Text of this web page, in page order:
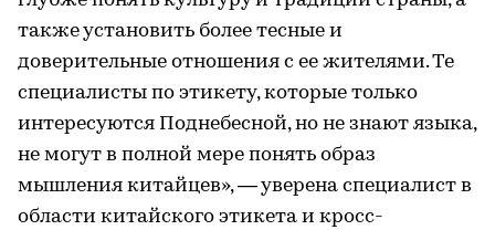
также установить более тесные и
доверительные отношения с ее жителями. Те
специалисты по этикету, которые только
интересуются Поднебесной, но не знают языка,
не могут в полной мере понять образ
мышления китайцев», — уверена специалист в
области китайского этикета и кросс-